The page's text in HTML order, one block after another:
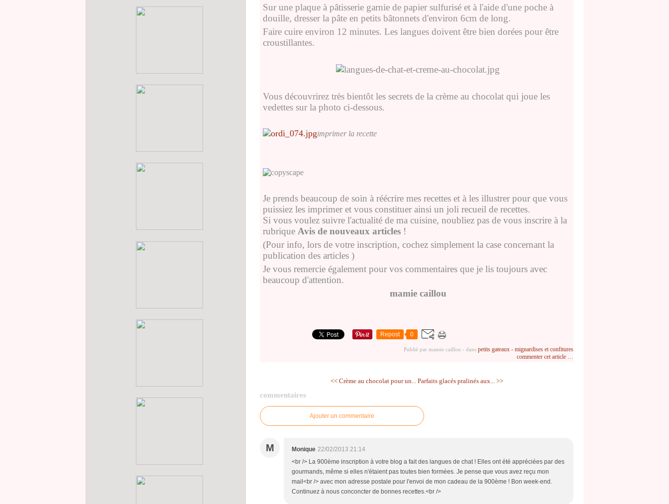
Sur une plaque à pâtisserie garnie de papier sulfurisé et à l'aide d'une poche à
douille, dresser la pâte en petits bâtonnets d'environ 6cm de long.
Faire cuire environ 12 minutes. Les langues doivent être bien dorées pour être
croustillantes.
Vous découvrirez très bientôt les secrets de la crème au chocolat qui joue les
vedettes sur la photo ci-dessous.
imprimer la recette
Je prends beaucoup de soin à réécrire mes recettes et à les illustrer pour que vous
puissiez les imprimer et vous constituer ainsi un joli recueil de recettes.
Si vous voulez suivre l'actualité de ma cuisine, noubliez pas de vous inscrire à la
rubrique Avis de nouveaux articles !
(Pour info, lors de votre inscription, cochez simplement la case concernant la
publication des articles )
Je vous remercie également pour vos commentaires que je lis toujours avec
beaucoup d'attention.
mamie caillou
Repost 0
Publié par mamie caillou - dans petits gateaux - mignardises et confitures
commenter cet article …
<< Crème au chocolat pour un... Parfaits glacés pralinés aux... >>
commentaires
Ajouter un commentaire
M Monique 22/02/2013 21:14
<br /> La 900ème inscription à votre blog a fait des langues de chat ! Elles ont été appréciées par des
gourmands, même si elles n'étaient pas toutes bien formées. Je pense que vous avez reçu mon
mail<br /> avec mon adresse postale pour l'envoi de mon cadeau de la 900ème ! Bon week-end.
Continuez à nous conconcter de bonnes recettes.<br />